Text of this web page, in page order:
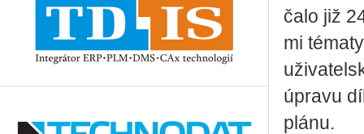
ča­lo již
mi
úpra­vu
plánu.